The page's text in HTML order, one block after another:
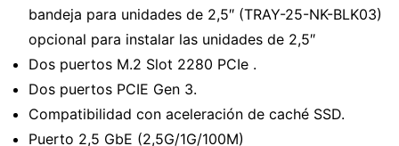
bandeja para unidades de 2,5″ (TRAY-25-NK-BLK03)
opcional para instalar las unidades de 2,5″
Dos puertos M.2 Slot 2280 PCIe .
Dos puertos PCIE Gen 3.
Compatibilidad con aceleración de caché SSD.
Puerto 2,5 GbE (2,5G/1G/100M)